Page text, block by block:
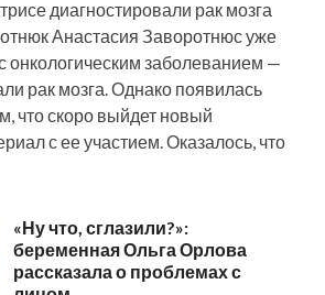
диагностировали рак мозга
Анастасия Заворотнюс уже
онкологическим заболеванием —
рак мозга. Однако появилась
что скоро выйдет новый
с ее участием. Оказалось, что
«Ну что, сглазили?»:
беременная Ольга Орлова
рассказала о проблемах с